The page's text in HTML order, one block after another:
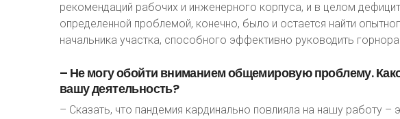
рекомендаций рабочих и инженерного корпуса, и в целом
определенной проблемой, конечно, было и остается найти
начальника участка, способного эффективно руководить
– Немогуобойти вниманиемобщемировуюпроблему.
вашудеятельность?
– Сказать, что пандемия кардинально повлияла на нашу работу –